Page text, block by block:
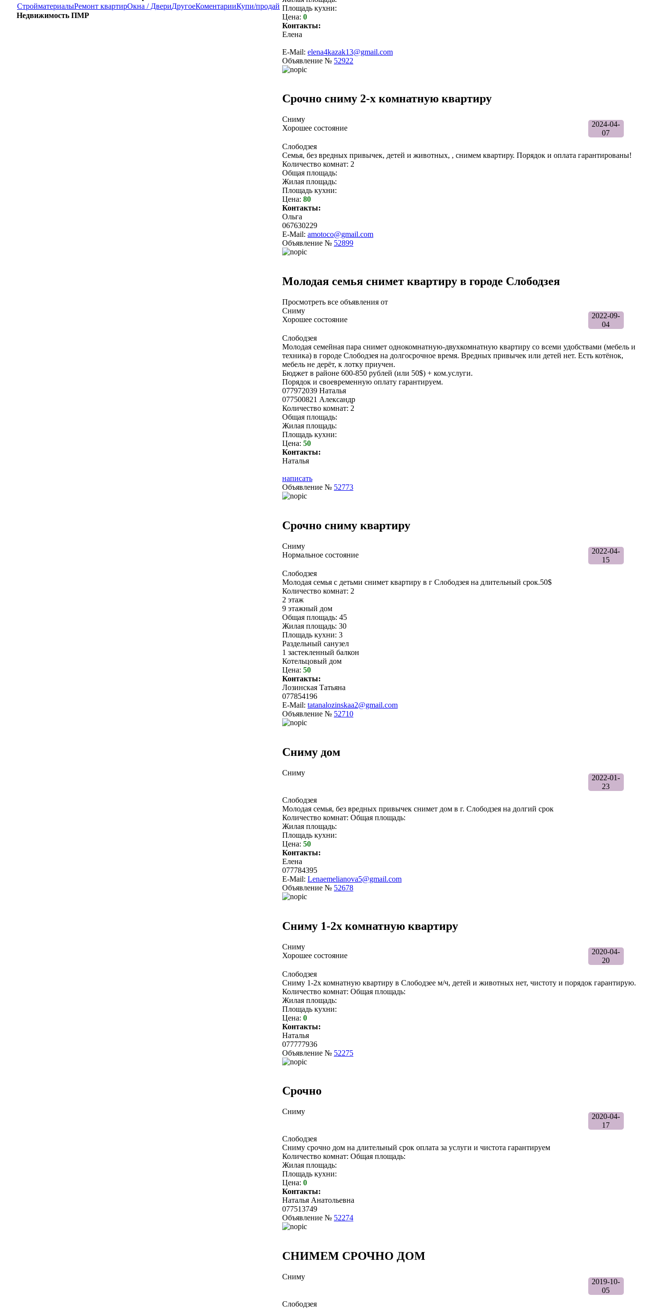
СтройматериалыРемонт квартирОкна / ДвериДругоеКоментарииКупи/продай
Недвижимость ПМР
Площадь кухни:
Цена: 0
Контакты:
Елена
E-Mail: elena4kazak13@gmail.com
Объявление № 52922
Срочно сниму 2-х комнатную квартиру
Сниму
Хорошее состояние
2024-04-
07
Слободзея
Семья, без вредных привычек, детей и животных, , снимем квартиру. Порядок и оплата гарантированы!
Количество комнат: 2
Общая площадь:
Жилая площадь:
Площадь кухни:
Цена: 80
Контакты:
Ольга
067630229
E-Mail: amotoco@gmail.com
Объявление № 52899
Молодая семья снимет квартиру в городе Слободзея
Просмотреть все объявления от
Сниму
Хорошее состояние
2022-09-
04
Слободзея
Молодая семейная пара снимет однокомнатную-двухкомнатную квартиру со всеми удобствами (мебель и
техника) в городе Слободзея на долгосрочное время. Вредных привычек или детей нет. Есть котёнок,
мебель не дерёт, к лотку приучен.
Бюджет в районе 600-850 рублей (или 50$) + ком.услуги.
Порядок и своевременную оплату гарантируем.
077972039 Наталья
077500821 Александр
Количество комнат: 2
Общая площадь:
Жилая площадь:
Площадь кухни:
Цена: 50
Контакты:
Наталья
написать
Объявление № 52773
Срочно сниму квартиру
Сниму
Нормальное состояние
2022-04-
15
Слободзея
Молодая семья с детьми снимет квартиру в г Слободзея на длительный срок.50$
Количество комнат: 2
2 этаж
9 этажный дом
Общая площадь: 45
Жилая площадь: 30
Площадь кухни: 3
Раздельный санузел
1 застекленный балкон
Котельцовый дом
Цена: 50
Контакты:
Лозинская Татьяна
077854196
E-Mail: tatanalozinskaa2@gmail.com
Объявление № 52710
Сниму дом
Сниму
2022-01-
23
Слободзея
Молодая семья, без вредных привычек снимет дом в г. Слободзея на долгий срок
Количество комнат: Общая площадь:
Жилая площадь:
Площадь кухни:
Цена: 50
Контакты:
Елена
077784395
E-Mail: Lenaemelianova5@gmail.com
Объявление № 52678
Сниму 1-2х комнатную квартиру
Сниму
Хорошее состояние
2020-04-
20
Слободзея
Сниму 1-2х комнатную квартиру в Слободзее м/ч, детей и животных нет, чистоту и порядок гарантирую.
Количество комнат: Общая площадь:
Жилая площадь:
Площадь кухни:
Цена: 0
Контакты:
Наталья
077777936
Объявление № 52275
Срочно
Сниму
2020-04-
17
Слободзея
Сниму срочно дом на длительный срок оплата за услуги и чистота гарантируем
Количество комнат: Общая площадь:
Жилая площадь:
Площадь кухни:
Цена: 0
Контакты:
Наталья Анатольевна
077513749
Объявление № 52274
СНИМЕМ СРОЧНО ДОМ
Сниму
2019-10-
05
Слободзея